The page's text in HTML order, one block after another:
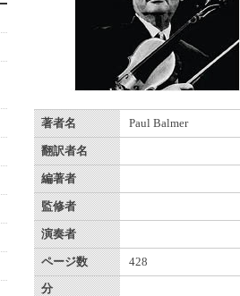
著者名 Paul Balmer
翻訳者名
編著者
監修者
演奏者
ページ数 428
分